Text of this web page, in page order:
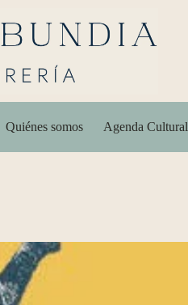
Quiénes somos Agenda Cultural